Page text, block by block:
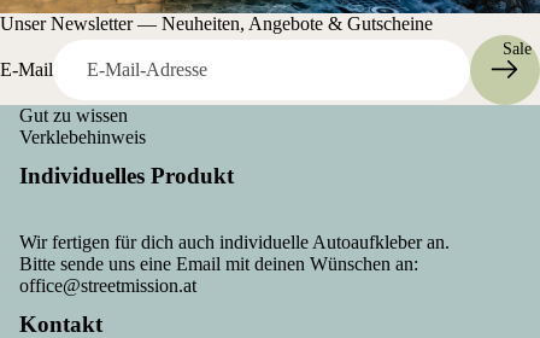
Sale
Unser Newsletter — Neuheiten, Angebote & Gutscheine
E-Mail
Gut zu wissen
Verklebehinweis
Individuelles Produkt
Wir fertigen für dich auch individuelle Autoaufkleber an.
Bitte sende uns eine Email mit deinen Wünschen an:
office@streetmission.at
Kontakt